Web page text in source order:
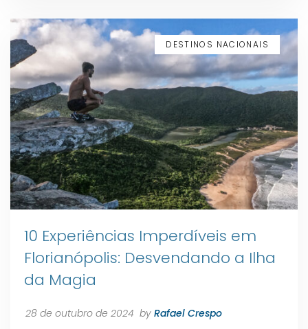
DESTINOS NACIONAIS
10 Experiências Imperdíveis em
Florianópolis: Desvendando a Ilha
da Magia
28 de outubro de 2024 by Rafael Crespo